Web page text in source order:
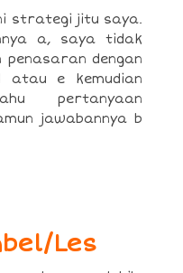
strategi jitu saya.
a, saya tidak
dengan
atau e kemudian
pertanyaan
jawabannya b
Les